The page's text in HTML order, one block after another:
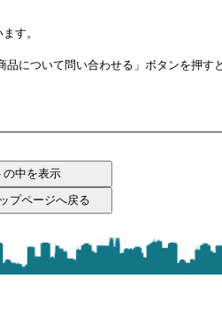
す。
について問い合わせる」ボタンを押す